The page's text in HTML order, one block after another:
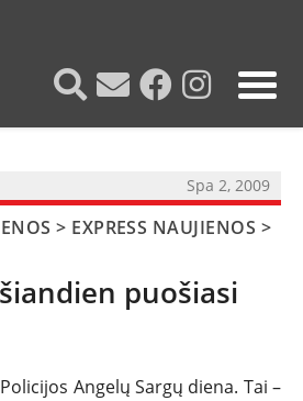
Spa 2, 2009
> EXPRESS NAUJIENOS >
puošiasi
Angelų Sargų diena. Tai –